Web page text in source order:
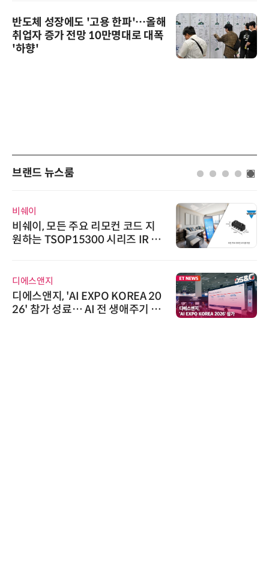
반도체 성장에도 '고용 한파'…올해
취업자 증가 전망 10만명대로 대폭
'하향'
브랜드 뉴스룸
비쉐이
비쉐이, 모든 주요 리모컨 코드 지
원하는 TSOP15300 시리즈 IR 수
디에스앤지
디에스앤지, 'AI EXPO KOREA 20
26' 참가 성료… AI 전 생애주기 아